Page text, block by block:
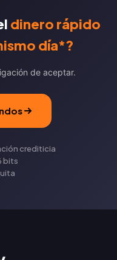
dinero rápido
día*?
de aceptar.
crediticia
bits